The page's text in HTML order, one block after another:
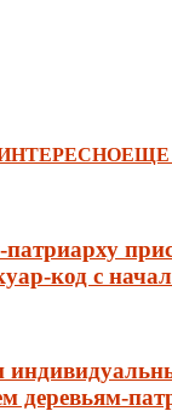
ЕЩЕ
патриарху
код с
деревьям-